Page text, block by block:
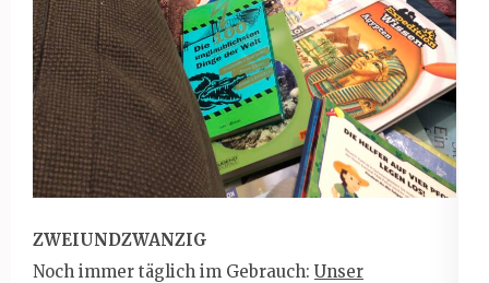
ZWEIUNDZWANZIG
Noch immer täglich im Gebrauch: Unser